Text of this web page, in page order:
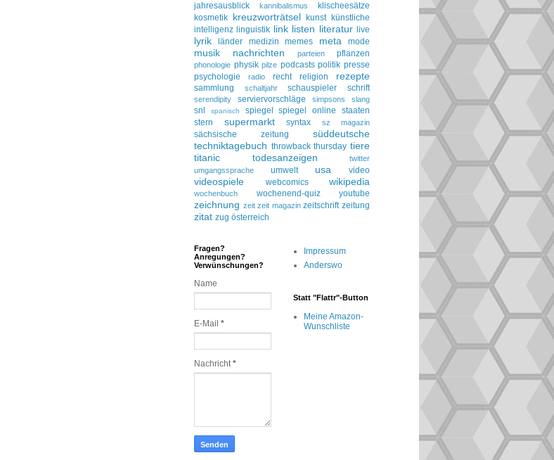
jahresausblick kannibalismus
klischeesätze
kosmetik kreuzworträtsel kunst
künstliche
intelligenz linguistik link listen literatur live
lyrik länder medizin memes meta mode
musik nachrichten parteien pflanzen
phonologie physik pilze podcasts politik presse
psychologie
radio recht religion rezepte
sammlung schaltjahr schauspieler schrift
serendipity serviervorschläge simpsons slang
snl spanisch spiegel spiegel online
staaten
stern
supermarkt syntax sz magazin
sächsische zeitung
süddeutsche
techniktagebuch throwback thursday tiere
titanic
todesanzeigen
twitter
umgangssprache
umwelt usa video
videospiele webcomics wikipedia
wochenbuch wochenend-quiz youtube
zeichnung zeit zeit magazin zeitschrift zeitung
zitat zug österreich
Fragen?
Anregungen?
Verwünschungen?
Name
E-Mail *
Nachricht*
Impressum
Anderswo
Statt "Flattr"-Button
Meine Amazon-
Wunschliste